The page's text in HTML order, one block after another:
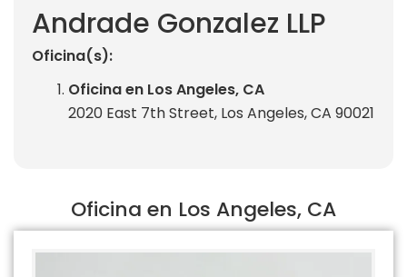
Andrade Gonzalez LLP
Oficina(s):
Oficina en Los Angeles, CA
2020 East 7th Street, Los Angeles, CA 90021
Oficina en Los Angeles, CA